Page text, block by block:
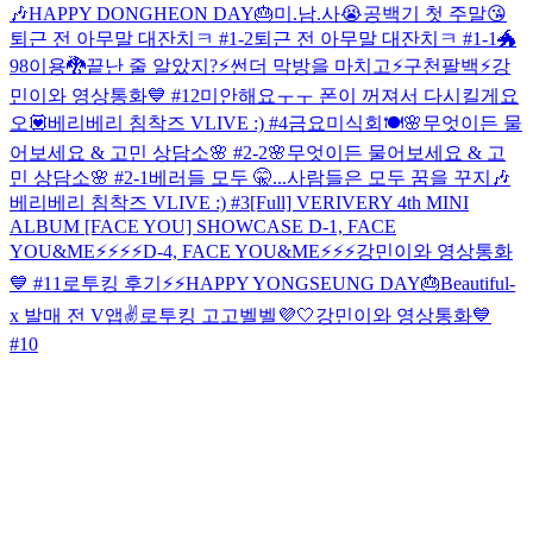
🎶HAPPY DONGHEON DAY🎂미.남.사😭공백기 첫 주말😘
퇴근 전 아무말 대잔치ㅋ #1-2퇴근 전 아무말 대잔치ㅋ #1-1🐲
98이용🐉끝난 줄 알았지?⚡️썬더 막방을 마치고⚡️구천팔백⚡️강
민이와 영상통화💙 #12미안해요ㅜㅜ 폰이 꺼져서 다시킬게요
오💟베리베리 침착즈 VLIVE :) #4금요미식회🍽🌸무엇이든 물
어보세요 & 고민 상담소🌸 #2-2🌸무엇이든 물어보세요 & 고
민 상담소🌸 #2-1 베러들 모두 🤫...사람들은 모두 꿈을 꾸지🎶
베리베리 침착즈 VLIVE :) #3[Full] VERIVERY 4th MINI
ALBUM [FACE YOU] SHOWCASE D-1, FACE
YOU&ME⚡️⚡️⚡️⚡️D-4, FACE YOU&ME⚡️⚡️⚡️강민이와 영상통화
💙 #11 로투킹 후기⚡️⚡️HAPPY YONGSEUNG DAY🎂Beautiful-
x 발매 전 V앱✌️로투킹 고고벨벨💜🤍강민이와 영상통화💙
#10